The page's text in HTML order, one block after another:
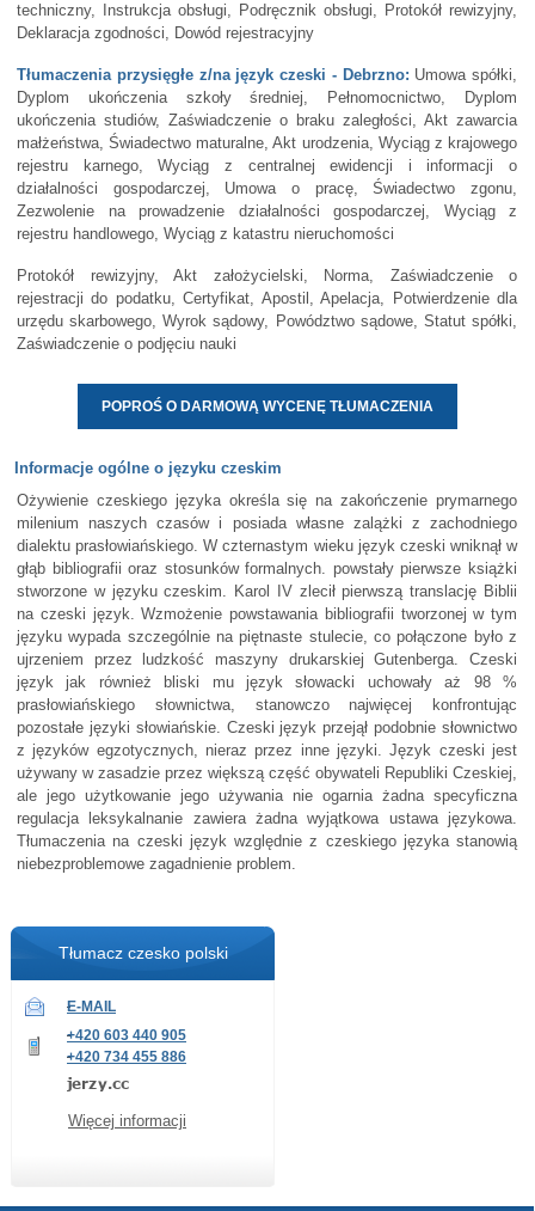
techniczny, Instrukcja obsługi, Podręcznik obsługi, Protokół rewizyjny,
Deklaracja zgodności, Dowód rejestracyjny
Tłumaczenia przysięgłe z/na język czeski - Debrzno: Umowa spółki,
Dyplom ukończenia szkoły średniej, Pełnomocnictwo, Dyplom
ukończenia studiów, Zaświadczenie o braku zaległości, Akt zawarcia
małżeństwa, Świadectwo maturalne, Akt urodzenia, Wyciąg z krajowego
rejestru karnego, Wyciąg z centralnej ewidencji i informacji o
działalności gospodarczej, Umowa o pracę, Świadectwo zgonu,
Zezwolenie na prowadzenie działalności gospodarczej, Wyciąg z
rejestru handlowego, Wyciąg z katastru nieruchomości
Protokół rewizyjny, Akt założycielski, Norma, Zaświadczenie o
rejestracji do podatku, Certyfikat, Apostil, Apelacja, Potwierdzenie dla
urzędu skarbowego, Wyrok sądowy, Powództwo sądowe, Statut spółki,
Zaświadczenie o podjęciu nauki
POPROŚ O DARMOWĄ WYCENĘ TŁUMACZENIA
Informacje ogólne o języku czeskim
Ożywienie czeskiego języka określa się na zakończenie prymarnego
milenium naszych czasów i posiada własne zalążki z zachodniego
dialektu prasłowiańskiego. W czternastym wieku język czeski wniknął w
głąb bibliografii oraz stosunków formalnych. powstały pierwsze książki
stworzone w języku czeskim. Karol IV zlecił pierwszą translację Biblii
na czeski język. Wzmożenie powstawania bibliografii tworzonej w tym
języku wypada szczególnie na piętnaste stulecie, co połączone było z
ujrzeniem przez ludzkość maszyny drukarskiej Gutenberga. Czeski
język jak również bliski mu język słowacki uchowały aż 98 %
prasłowiańskiego słownictwa, stanowczo najwięcej konfrontując
pozostałe języki słowiańskie. Czeski język przejął podobnie słownictwo
z języków egzotycznych, nieraz przez inne języki. Język czeski jest
używany w zasadzie przez większą część obywateli Republiki Czeskiej,
ale jego użytkowanie jego używania nie ogarnia żadna specyficzna
regulacja leksykalnanie zawiera żadna wyjątkowa ustawa językowa.
Tłumaczenia na czeski język względnie z czeskiego języka stanowią
niebezproblemowe zagadnienie problem.
Tłumacz czesko polski
E-MAIL
+420 603 440 905
+420 734 455 886
Więcej informacji